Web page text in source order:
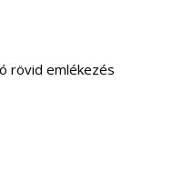
rövid emlékezés